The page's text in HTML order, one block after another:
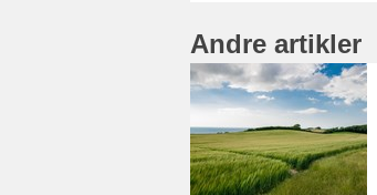
Andre artikler